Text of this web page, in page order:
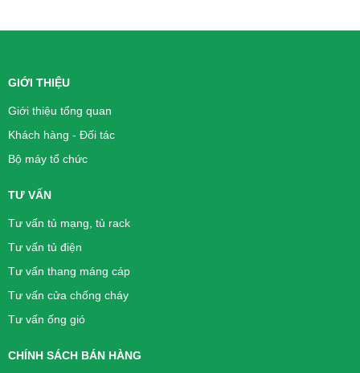
GIỚI THIỆU
Giới thiệu tổng quan
Khách hàng - Đối tác
Bộ máy tổ chức
TƯ VẤN
Tư vấn tủ mạng, tủ rack
Tư vấn tủ điện
Tư vấn thang máng cáp
Tư vấn cửa chống cháy
Tư vấn ống gió
CHÍNH SÁCH BÁN HÀNG